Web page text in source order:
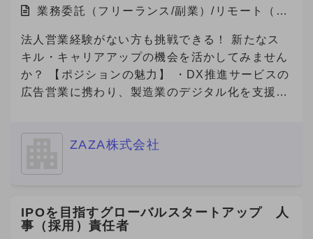
業務委託（フリーランス/副業）/リモート（在
法人営業経験がない方も挑戦できる！ 新たなス
キル・キャリアアップの機会を活かしてみません
か？ 【ポジションの魅力】 ・DX推進サービスの
広告営業に携わり、製造業のデジタル化を支援す
迎するフラットな文化があります！ ・成果が報
す！ 【自社の説明】 わたしたちZAZA株式会社
は、「未来を実装する。」をミッションに、 製
ZAZA株式会社
IPOを目指すグローバルスタートアップ 人
事（採用）責任者